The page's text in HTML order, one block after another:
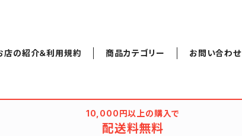
店の紹介＆利用規約 商品カテゴリー お問い合わせ
10,000円以上の購入で
配送料無料